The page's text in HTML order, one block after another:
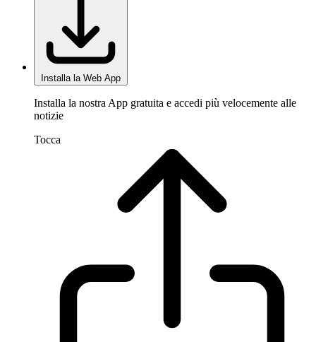
Installa la Web App
Installa la nostra App gratuita e accedi più velocemente alle
notizie
Tocca